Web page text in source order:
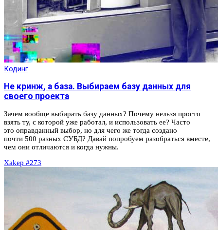
Кодинг
Не кринж, а база. Выбираем базу данных для
своего проекта
Зачем вообще выбирать базу данных? Почему нельзя просто
взять ту, с которой уже работал, и использовать ее? Часто
это оправданный выбор, но для чего же тогда создано
почти 500 разных СУБД? Давай попробуем разобраться вместе,
чем они отличаются и когда нужны.
Xakep #273